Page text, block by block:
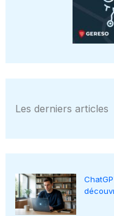
Les derniers articles